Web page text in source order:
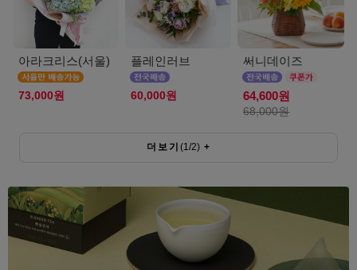
아라크리스(서울)
73,000원
플레인러브
60,000원
써니데이즈
64,600원
68,000원
더보기 (1/2)+